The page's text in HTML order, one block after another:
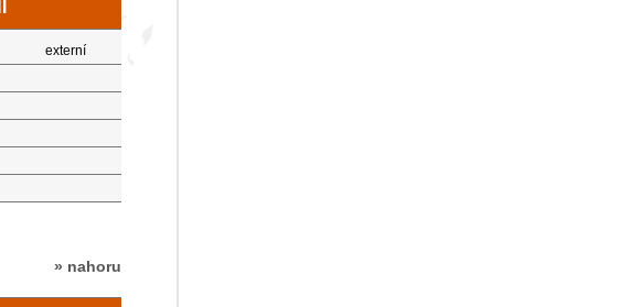
externí
» nahoru